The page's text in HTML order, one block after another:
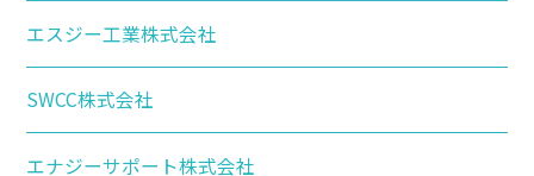
エスジー工業株式会社
SWCC株式会社
エナジーサポート株式会社